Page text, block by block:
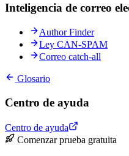
Inteligencia de correo
Author Finder
Ley CAN-SPAM
Correo catch-all
Glosario
Centro de ayuda
Centro de ayuda
Comenzar prueba gratuita